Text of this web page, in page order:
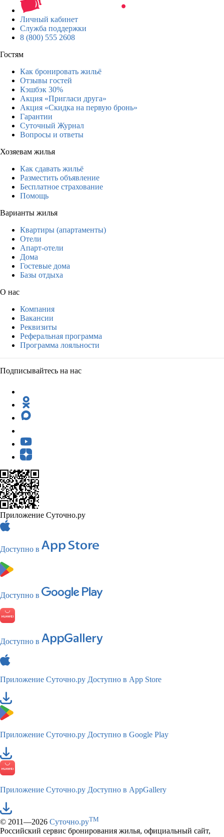
Личный кабинет
Служба поддержки
8 (800) 555 2608
Гостям
Как бронировать жильё
Отзывы гостей
Кэшбэк 30%
Акция «Пригласи друга»
Акция «Скидка на первую бронь»
Гарантии
Суточный Журнал
Вопросы и ответы
Хозяевам жилья
Как сдавать жильё
Разместить объявление
Бесплатное страхование
Помощь
Варианты жилья
Квартиры (апартаменты)
Отели
Апарт-отели
Дома
Гостевые дома
Базы отдыха
О нас
Компания
Вакансии
Реквизиты
Реферальная программа
Программа лояльности
Подписывайтесь на нас
Приложение Суточно.ру
Доступно в
Доступно в
Доступно в
Приложение Суточно.ру Доступно в App Store
Приложение Суточно.ру Доступно в Google Play
Приложение Суточно.ру Доступно в AppGallery
© 2011—2026 Суточно.руTM
Российский сервис бронирования жилья, официальный сайт,